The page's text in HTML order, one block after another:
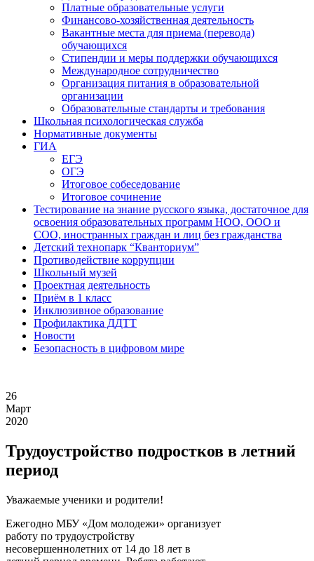
Платные образовательные услуги
Финансово-хозяйственная деятельность
Вакантные места для приема (перевода)
обучающихся
Стипендии и меры поддержки обучающихся
Международное сотрудничество
Организация питания в образовательной
организации
Образовательные стандарты и требования
Школьная психологическая служба
Нормативные документы
ГИА
ЕГЭ
ОГЭ
Итоговое собеседование
Итоговое сочинение
Тестирование на знание русского языка, достаточное для
освоения образовательных программ НОО, ООО и
СОО, иностранных граждан и лиц без гражданства
Детский технопарк “Кванториум”
Противодействие коррупции
Школьный музей
Проектная деятельность
Приём в 1 класс
Инклюзивное образование
Профилактика ДДТТ
Новости
Безопасность в цифровом мире
26
Март
2020
Трудоустройство подростков в летний
период
Уважаемые ученики и родители!
Ежегодно МБУ «Дом молодежи» организует
работу по трудоустройству
несовершеннолетних от 14 до 18 лет в